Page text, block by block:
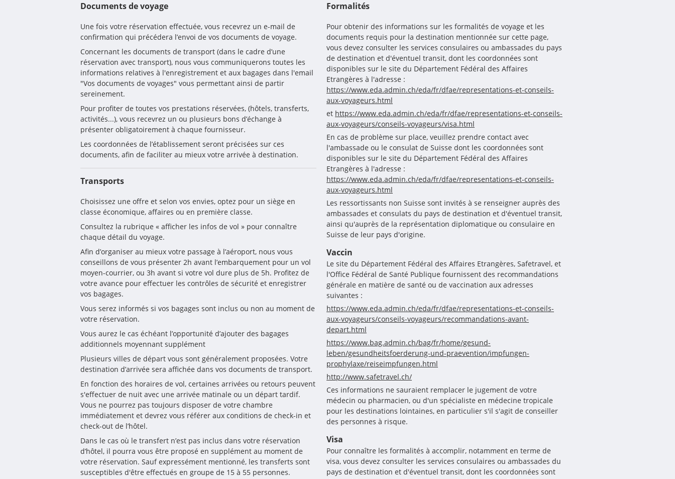
Documents de voyage
Une fois votre réservation effectuée, vous recevrez un e-mail de
confirmation qui précédera l’envoi de vos documents de voyage.
Concernant les documents de transport (dans le cadre d’une
réservation avec transport), nous vous communiquerons toutes les
informations relatives à l'enregistrement et aux bagages dans l'email
"Vos documents de voyages" vous permettant ainsi de partir
sereinement.
Pour profiter de toutes vos prestations réservées, (hôtels, transferts,
activités...), vous recevrez un ou plusieurs bons d’échange à
présenter obligatoirement à chaque fournisseur.
Les coordonnées de l’établissement seront précisées sur ces
documents, afin de faciliter au mieux votre arrivée à destination.
Transports
Choisissez une offre et selon vos envies, optez pour un siège en
classe économique, affaires ou en première classe.
Consultez la rubrique « afficher les infos de vol » pour connaître
chaque détail du voyage.
Afin d’organiser au mieux votre passage à l’aéroport, nous vous
conseillons de vous présenter 2h avant l’embarquement pour un vol
moyen-courrier, ou 3h avant si votre vol dure plus de 5h. Profitez de
votre avance pour effectuer les contrôles de sécurité et enregistrer
vos bagages.
Vous serez informés si vos bagages sont inclus ou non au moment de
votre réservation.
Vous aurez le cas échéant l’opportunité d’ajouter des bagages
additionnels moyennant supplément
Plusieurs villes de départ vous sont généralement proposées. Votre
destination d’arrivée sera affichée dans vos documents de transport.
En fonction des horaires de vol, certaines arrivées ou retours peuvent
s'effectuer de nuit avec une arrivée matinale ou un départ tardif.
Vous ne pourrez pas toujours disposer de votre chambre
immédiatement et devrez vous référer aux conditions de check-in et
check-out de l’hôtel.
Dans le cas où le transfert n’est pas inclus dans votre réservation
d’hôtel, il pourra vous être proposé en supplément au moment de
votre réservation. Sauf expressément mentionné, les transferts sont
susceptibles d'être effectués en groupe de 15 à 55 personnes.
Formalités
Pour obtenir des informations sur les formalités de voyage et les
documents requis pour la destination mentionnée sur cette page,
vous devez consulter les services consulaires ou ambassades du pays
de destination et d'éventuel transit, dont les coordonnées sont
disponibles sur le site du Département Fédéral des Affaires
Etrangères à l'adresse :
https://www.eda.admin.ch/eda/fr/dfae/representations-et-conseils-
aux-voyageurs.html
et https://www.eda.admin.ch/eda/fr/dfae/representations-et-conseils-
aux-voyageurs/conseils-voyageurs/visa.html
En cas de problème sur place, veuillez prendre contact avec
l'ambassade ou le consulat de Suisse dont les coordonnées sont
disponibles sur le site du Département Fédéral des Affaires
Etrangères à l'adresse :
https://www.eda.admin.ch/eda/fr/dfae/representations-et-conseils-
aux-voyageurs.html
Les ressortissants non Suisse sont invités à se renseigner auprès des
ambassades et consulats du pays de destination et d'éventuel transit,
ainsi qu'auprès de la représentation diplomatique ou consulaire en
Suisse de leur pays d'origine.
Vaccin
Le site du Département Fédéral des Affaires Etrangères, Safetravel, et
l'Office Fédéral de Santé Publique fournissent des recommandations
générale en matière de santé ou de vaccination aux adresses
suivantes :
https://www.eda.admin.ch/eda/fr/dfae/representations-et-conseils-
aux-voyageurs/conseils-voyageurs/recommandations-avant-
depart.html
https://www.bag.admin.ch/bag/fr/home/gesund-
leben/gesundheitsfoerderung-und-praevention/impfungen-
prophylaxe/reiseimpfungen.html
http://www.safetravel.ch/
Ces informations ne sauraient remplacer le jugement de votre
médecin ou pharmacien, ou d'un spécialiste en médecine tropicale
pour les destinations lointaines, en particulier s'il s'agit de conseiller
des personnes à risque.
Visa
Pour connaître les formalités à accomplir, notamment en terme de
visa, vous devez consulter les services consulaires ou ambassades du
pays de destination et d'éventuel transit, dont les coordonnées sont